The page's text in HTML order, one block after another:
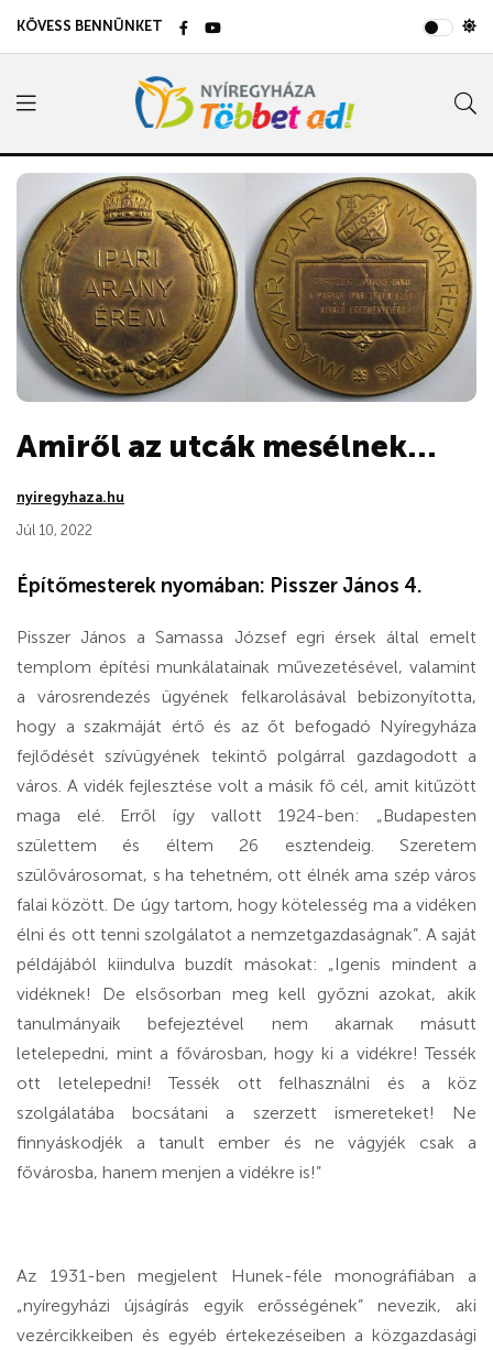
KÖVESS BENNÜNKET
Amiről az utcák mesélnek...
nyiregyhaza.hu
Júl 10, 2022
Építőmesterek nyomában: Pisszer János 4.
Pisszer János a Samassa József egri érsek által emelt
templom építési munkálatainak művezetésével, valamint
a városrendezés ügyének felkarolásával bebizonyította,
hogy a szakmáját értő és az őt befogadó Nyíregyháza
fejlődését szívügyének tekintő polgárral gazdagodott a
város. A vidék fejlesztése volt a másik fő cél, amit kitűzött
maga elé. Erről így vallott 1924-ben: „Budapesten
születtem és éltem 26 esztendeig. Szeretem
szülővárosomat, s ha tehetném, ott élnék ama szép város
falai között. De úgy tartom, hogy kötelesség ma a vidéken
élni és ott tenni szolgálatot a nemzetgazdaságnak”. A saját
példájából kiindulva buzdít másokat: „Igenis mindent a
vidéknek! De elsősorban meg kell győzni azokat, akik
tanulmányaik befejeztével nem akarnak másutt
letelepedni, mint a fővárosban, hogy ki a vidékre! Tessék
ott letelepedni! Tessék ott felhasználni és a köz
szolgálatába bocsátani a szerzett ismereteket! Ne
finnyáskodjék a tanult ember és ne vágyjék csak a
fővárosba, hanem menjen a vidékre is!”
Az 1931-ben megjelent Hunek-féle monográfiában a
„nyíregyházi újságírás egyik erősségének” nevezik, aki
vezércikkeiben és egyéb értekezéseiben a közgazdasági